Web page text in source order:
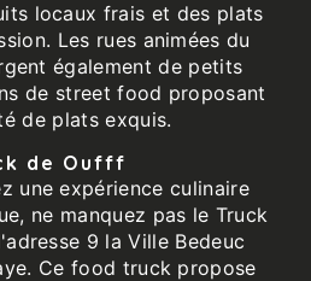
locaux frais et des plats
Les rues animées du
également de petits
de street food proposant
de plats exquis.
de Oufff
une expérience culinaire
ne manquez pas le Truck
9 la Ville Bedeuc
Ce food truck propose